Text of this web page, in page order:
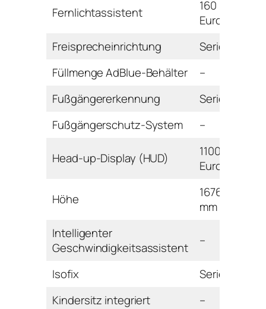
Fernlichtassistent
160
Euro
Freisprecheinrichtung
Serie
Füllmenge AdBlue-Behälter
–
Fußgängererkennung
Serie
Fußgängerschutz-System
–
Head-up-Display (HUD)
1100
Euro
Höhe
1676
mm
Intelligenter
Geschwindigkeitsassistent
–
Isofix
Serie
Kindersitz integriert
–